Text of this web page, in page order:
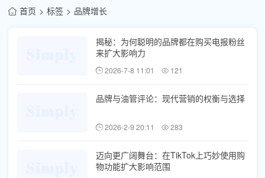
首页 标签 品牌增长
揭秘：为何聪明的品牌都在购买电报粉丝
来扩大影响力
2026-7-8 11:01 121
品牌与油管评论：现代营销的权衡与选择
2026-2-9 20:11 283
迈向更广阔舞台：在TikTok上巧妙使用购
物功能扩大影响范围